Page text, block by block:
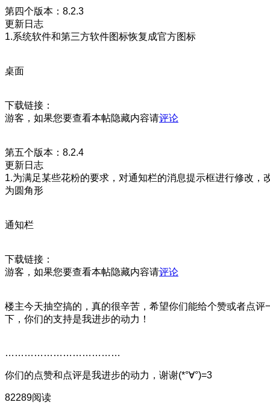
第四个版本：8.2.3
更新日志
1.系统软件和第三方软件图标恢复成官方图标
桌面
下载链接：
游客，如果您要查看本帖隐藏内容请评论
第五个版本：8.2.4
更新日志
1.为满足某些花粉的要求，对通知栏的消息提示框进行修改，
为圆角形
通知栏
下载链接：
游客，如果您要查看本帖隐藏内容请评论
楼主今天抽空搞的，真的很辛苦，希望你们能给个赞或者点评
下，你们的支持是我进步的动力！
………………………………
你们的点赞和点评是我进步的动力，谢谢(*°∀°)=3
82289阅读